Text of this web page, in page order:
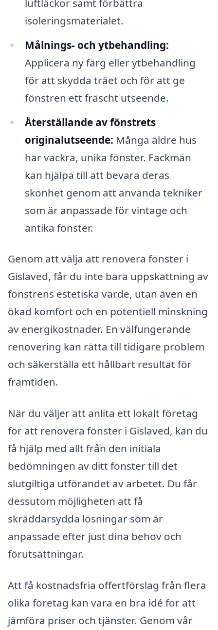
luftläckor samt förbättra
isoleringsmaterialet.
Målnings- och ytbehandling:
Applicera ny färg eller ytbehandling
för att skydda träet och för att ge
fönstren ett fräscht utseende.
Återställande av fönstrets
originalutseende: Många äldre hus
har vackra, unika fönster. Fackmän
kan hjälpa till att bevara deras
skönhet genom att använda tekniker
som är anpassade för vintage och
antika fönster.
Genom att välja att renovera fönster i
Gislaved, får du inte bara uppskattning av
fönstrens estetiska värde, utan även en
ökad komfort och en potentiell minskning
av energikostnader. En välfungerande
renovering kan rätta till tidigare problem
och säkerställa ett hållbart resultat för
framtiden.
När du väljer att anlita ett lokalt företag
för att renovera fönster i Gislaved, kan du
få hjälp med allt från den initiala
bedömningen av ditt fönster till det
slutgiltiga utförandet av arbetet. Du får
dessutom möjligheten att få
skräddarsydda lösningar som är
anpassade efter just dina behov och
förutsättningar.
Att få kostnadsfria offertförslag från flera
olika företag kan vara en bra idé för att
jämföra priser och tjänster. Genom vår